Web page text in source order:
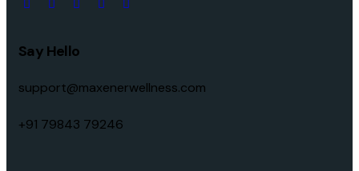
Say Hello
support@maxenerwellness.com
+91 79843 79246